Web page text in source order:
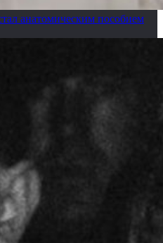
анатомическим пособием